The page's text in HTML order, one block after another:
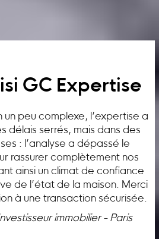
GC Expertise
un peu complexe, l’expertise a
délais serrés, mais dans des
: l’analyse a dépassé le
rassurer complètement nos
ainsi un climat de confiance
de l’état de la maison. Merci
à une transaction sécurisée.
immobilier - Paris